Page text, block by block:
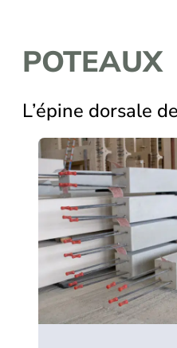
POTEAUX
L’épine dorsale